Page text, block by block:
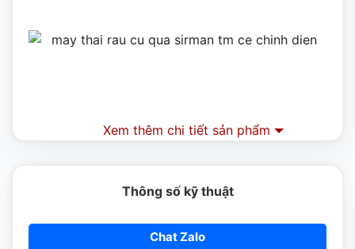
Xem thêm chi tiết sản phẩm
Thông số kỹ thuật
Chat Zalo